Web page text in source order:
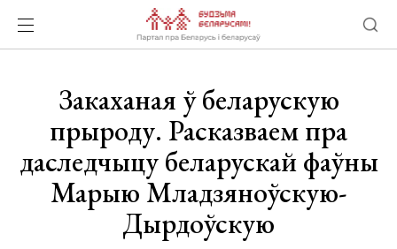
Закаханая ў беларускую
прыроду. Расказваем пра
даследчыцу беларускай фаўны
Марыю Младзяноўскую-
Дырдоўскую